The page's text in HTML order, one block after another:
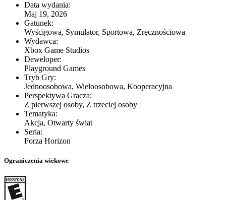
Data wydania:
Maj 19, 2026
Gatunek:
Wyścigowa, Symulator, Sportowa, Zręcznościowa
Wydawca:
Xbox Game Studios
Deweloper:
Playground Games
Tryb Gry:
Jednoosobowa, Wieloosobowa, Kooperacyjna
Perspektywa Gracza:
Z pierwszej osoby, Z trzeciej osoby
Tematyka:
Akcja, Otwarty świat
Seria:
Forza Horizon
Ograniczenia wiekowe